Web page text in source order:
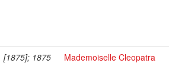
[1875]; 1875 Mademoiselle Cleopatra